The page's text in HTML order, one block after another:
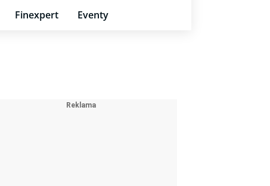
Finexpert Eventy